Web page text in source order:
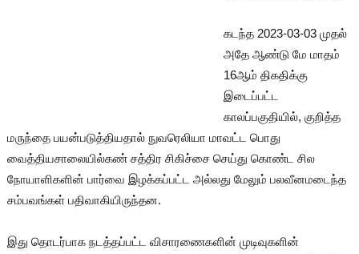
கடந்த 2023-03-03 முதல்
அதே ஆண்டு மே மாதம்
16ஆம் திகதிக்கு
இடைப்பட்ட
காலப்பகுதியில், குறித்த
மருந்தை பயன்படுத்தியதால் நுவரெலியா மாவட்ட பொது
வைத்தியசாலையில்கண் சத்திர சிகிச்சை செய்து கொண்ட சில
நோயாளிகளின் பார்வை இழக்கப்பட்ட அல்லது மேலும் பலவீனமடைந்த
சம்பவங்கள் பதிவாகியிருந்தன.
இது தொடர்பாக நடத்தப்பட்ட விசாரணைகளின் முடிவுகளின்